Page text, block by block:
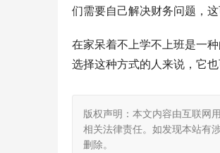
们需要自己解决财务问题，
在家呆着不上学不上班是一
选择这种方式的人来说，它
版权声明：本文内容由互联网
相关法律责任。如发现本站有
删除。